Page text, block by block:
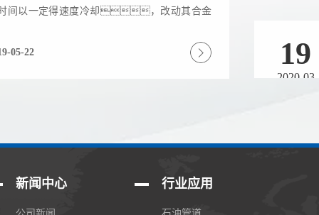
间以一定得速度冷却，改动其合金
05-22 19
2020-03
19
新闻中心 行业应用